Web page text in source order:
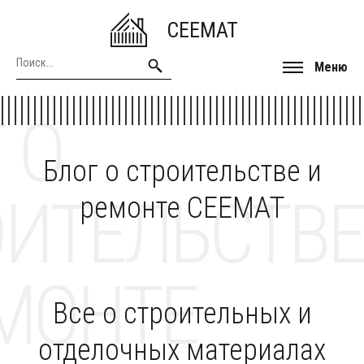
CEEMAT
Меню
Блог о строительстве и
ремонте CEEMAT
О
Все о строительных и
отделочных материалах